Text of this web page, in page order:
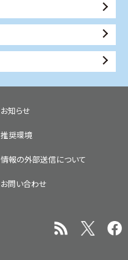
お知らせ
推奨環境
情報の外部送信について
お問い合わせ